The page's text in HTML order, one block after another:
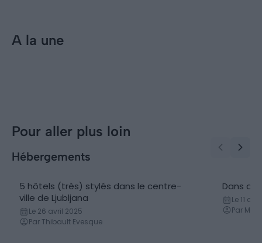
A la une
Pour aller plus loin
Hébergements
Hôtels
5 hôtels (très) stylés dans le centre-
ville de Ljubljana
Le 26 avril 2025
Par Thibault Evesque
Dans
Le 11
Par